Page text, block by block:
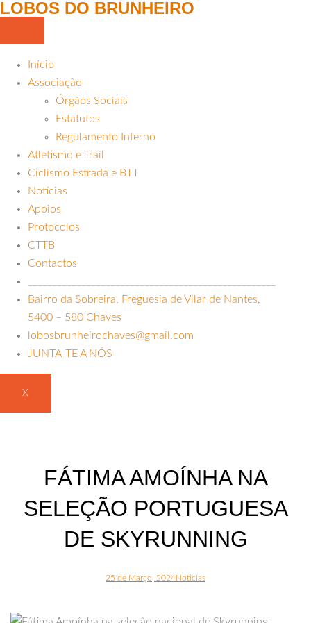
LOBOS DO BRUNHEIRO
Início
Associação
Órgãos Sociais
Estatutos
Regulamento Interno
Atletismo e Trail
Ciclismo Estrada e BTT
Notícias
Apoios
Protocolos
CTTB
Contactos
Bairro da Sobreira, Freguesia de Vilar de Nantes,
5400 – 580 Chaves
lobosbrunheirochaves@gmail.com
JUNTA-TE A NÓS
X
FÁTIMA AMOÍNHA NA
SELEÇÃO PORTUGUESA
DE SKYRUNNING
25 de Março, 2024Noticias